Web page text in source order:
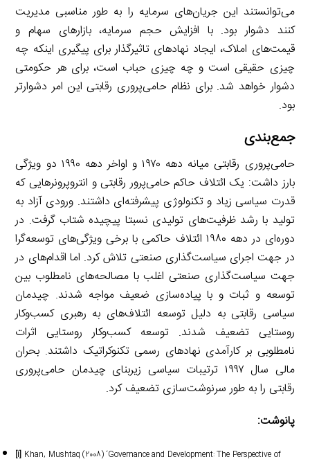
می‌توانستند این جریان‌های سرمایه را به طور مناسبی مدیریت
کنند دشوار بود. با افزایش حجم سرمایه، بازارهای سهام و
قیمت‌های املاک، ایجاد نهادهای تاثیرگذار برای پیگیری اینکه چه
چیزی حقیقی است و چه چیزی حباب است، برای هر حکومتی
دشوار خواهد شد. برای نظام حامی‌پروری رقابتی این امر دشوارتر
بود.
جمع‌بندی
حامی‌پروری رقابتی میانه دهه ۱۹۷۰ و اواخر دهه ۱۹۹۰ دو ویژگی
بارز داشت: یک ائتلاف حاکم حامی‌پرور رقابتی و انتروپرونرهایی که
قدرت سیاسی زیاد و تکنولوژی پیشرفته‌ای داشتند. ورودی آزاد به
تولید با رشد ظرفیت‌های تولیدی نسبتا پیچیده شتاب گرفت. در
دوره‌ای در دهه ۱۹۸۰ ائتلاف حاکمی با برخی ویژگی‌های توسعه‌گرا
در جهت اجرای سیاست‌گذاری صنعتی تلاش کرد. اما اقدام‌های در
جهت سیاست‌گذاری صنعتی اغلب با مصالحه‌های نامطلوب بین
توسعه و ثبات و با پیاده‌سازی ضعیف مواجه شدند. چیدمان
سیاسی رقابتی به دلیل توسعه ائتلاف‌های به رهبری کسب‌وکار
روستایی تضعیف شدند. توسعه کسب‌وکار روستایی اثرات
نامطلوبی بر کارآمدی نهادهای رسمی تکنوکراتیک داشتند. بحران
مالی سال ۱۹۹۷ ترتیبات سیاسی زیربنای چیدمان حامی‌پروری
رقابتی را به طور سرنوشت‌سازی تضعیف کرد.
پانوشت:
[i] Khan, Mushtaq (2008) ‘Governance and Development: The Perspective of